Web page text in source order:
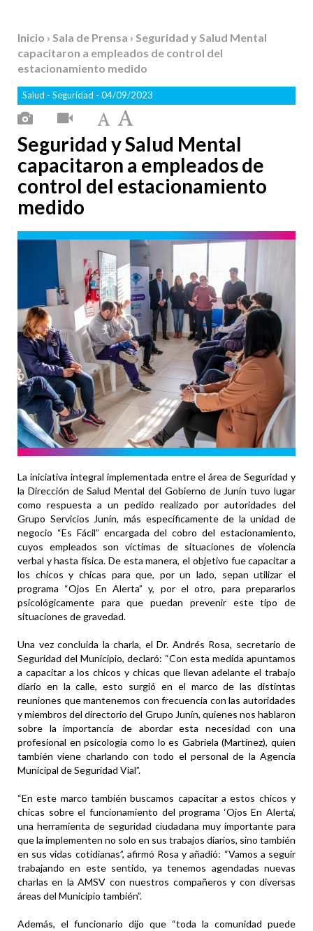
Inicio › Sala de Prensa › Seguridad y Salud Mental
capacitaron a empleados de control del
estacionamiento medido
Salud - Seguridad - 04/09/2023
Seguridad y Salud Mental
capacitaron a empleados de
control del estacionamiento
medido
La iniciativa integral implementada entre el área de Seguridad y
la Dirección de Salud Mental del Gobierno de Junín tuvo lugar
como respuesta a un pedido realizado por autoridades del
Grupo Servicios Junín, más específicamente de la unidad de
negocio “Es Fácil” encargada del cobro del estacionamiento,
cuyos empleados son víctimas de situaciones de violencia
verbal y hasta física. De esta manera, el objetivo fue capacitar a
los chicos y chicas para que, por un lado, sepan utilizar el
programa “Ojos En Alerta” y, por el otro, para prepararlos
psicológicamente para que puedan prevenir este tipo de
situaciones de gravedad.
Una vez concluida la charla, el Dr. Andrés Rosa, secretario de
Seguridad del Municipio, declaró: “Con esta medida apuntamos
a capacitar a los chicos y chicas que llevan adelante el trabajo
diario en la calle, esto surgió en el marco de las distintas
reuniones que mantenemos con frecuencia con las autoridades
y miembros del directorio del Grupo Junín, quienes nos hablaron
sobre la importancia de abordar esta necesidad con una
profesional en psicología como lo es Gabriela (Martínez), quien
también viene charlando con todo el personal de la Agencia
Municipal de Seguridad Vial”.
“En este marco también buscamos capacitar a estos chicos y
chicas sobre el funcionamiento del programa ‘Ojos En Alerta’,
una herramienta de seguridad ciudadana muy importante para
que la implementen no solo en sus trabajos diarios, sino también
en sus vidas cotidianas”, afirmó Rosa y añadió: “Vamos a seguir
trabajando en este sentido, ya tenemos agendadas nuevas
charlas en la AMSV con nuestros compañeros y con diversas
áreas del Municipio también”.
Además, el funcionario dijo que “toda la comunidad puede